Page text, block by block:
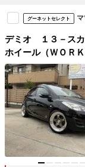
グーネットセレクト
デミオ １３－ス
ホイール（ＷＯＲ
ップ）、ＲＳＲ車
１１ｉｎｃナビ／
機、ＭＯＭＯステ